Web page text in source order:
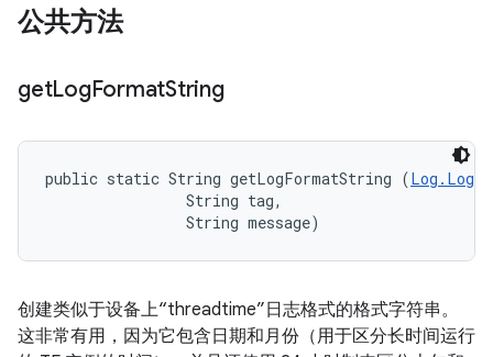
公共方法
getLogFormatString
public static String getLogFormatString (
                String tag,
                String message)
创建类似于设备上“threadtime”日志格式的格式字符串。
这非常有用，因为它包含日期和月份（用于区分长时间运行